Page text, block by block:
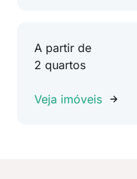
A partir de
2 quartos
Veja imóveis